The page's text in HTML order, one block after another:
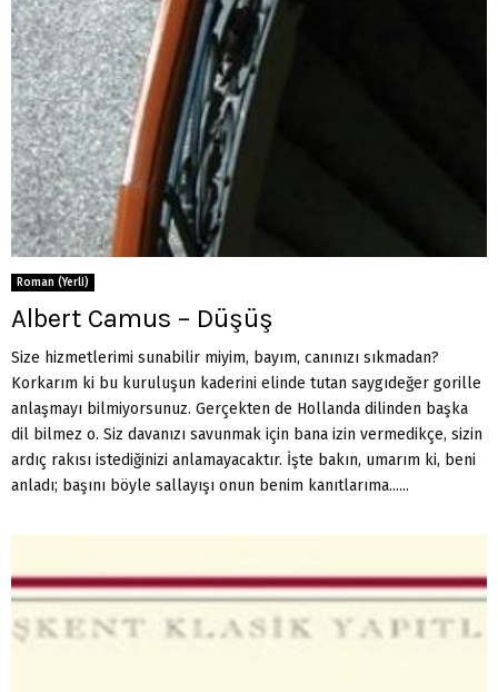
Roman (Yerli)
Albert Camus – Düşüş
Size hizmetlerimi sunabilir miyim, bayım, canınızı sıkmadan?
Korkarım ki bu kuruluşun kaderini elinde tutan saygıdeğer gorille
anlaşmayı bilmiyorsunuz. Gerçekten de Hollanda dilinden başka
dil bilmez o. Siz davanızı savunmak için bana izin vermedikçe, sizin
ardıç rakısı istediğinizi anlamayacaktır. İşte bakın, umarım ki, beni
anladı; başını böyle sallayışı onun benim kanıtlarıma......